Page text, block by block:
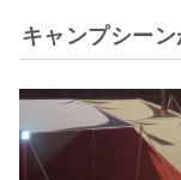
キャンプシー